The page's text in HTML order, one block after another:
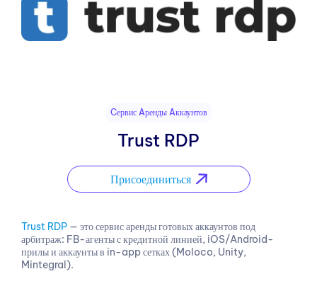
Cервис Aренды Aккаунтов
Trust RDP
Присоединиться
Trust RDP — это сервис аренды готовых аккаунтов под
арбитраж: FB-агенты с кредитной линией, iOS/Android-
прилы и аккаунты в in-app сетках (Moloco, Unity,
Mintegral).